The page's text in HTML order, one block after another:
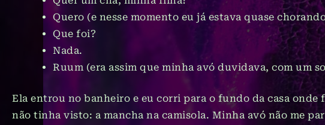
Quero (e nesse momento eu já estava quase
Que foi?
Nada.
Ruum (era assim que minha avó duvidava, com um
Ela entrou no banheiro e eu corri para o fundo da casa
não tinha visto: a mancha na camisola. Minha avó não me